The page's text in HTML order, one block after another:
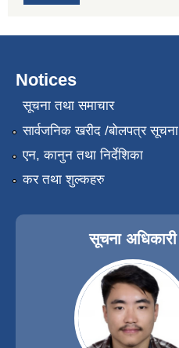
Notices
सूचना तथा समाचार
सार्वजनिक खरीद /बोलपत्र सूचना
एन, कानुन तथा निर्देशिका
कर तथा शुल्कहरु
सूचना अधिकारी